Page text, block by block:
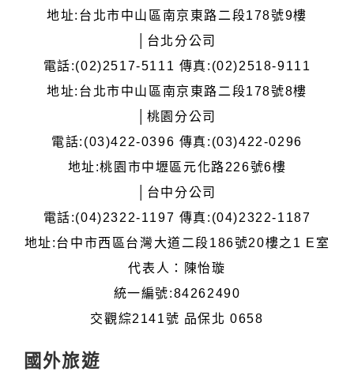
地址:台北市中山區南京東路二段178號9樓
│台北分公司
電話:(02)2517-5111 傳真:(02)2518-9111
地址:台北市中山區南京東路二段178號8樓
│桃園分公司
電話:(03)422-0396 傳真:(03)422-0296
地址:桃園市中壢區元化路226號6樓
│台中分公司
電話:(04)2322-1197 傳真:(04)2322-1187
地址:台中市西區台灣大道二段186號20樓之1 E室
代表人：陳怡璇
統一編號:84262490
交觀綜2141號 品保北 0658
國外旅遊